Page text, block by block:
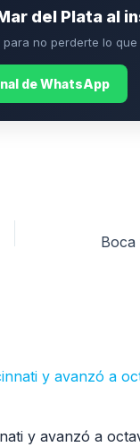
del Plata al
no perderte lo
de WhatsApp
y avanzó a